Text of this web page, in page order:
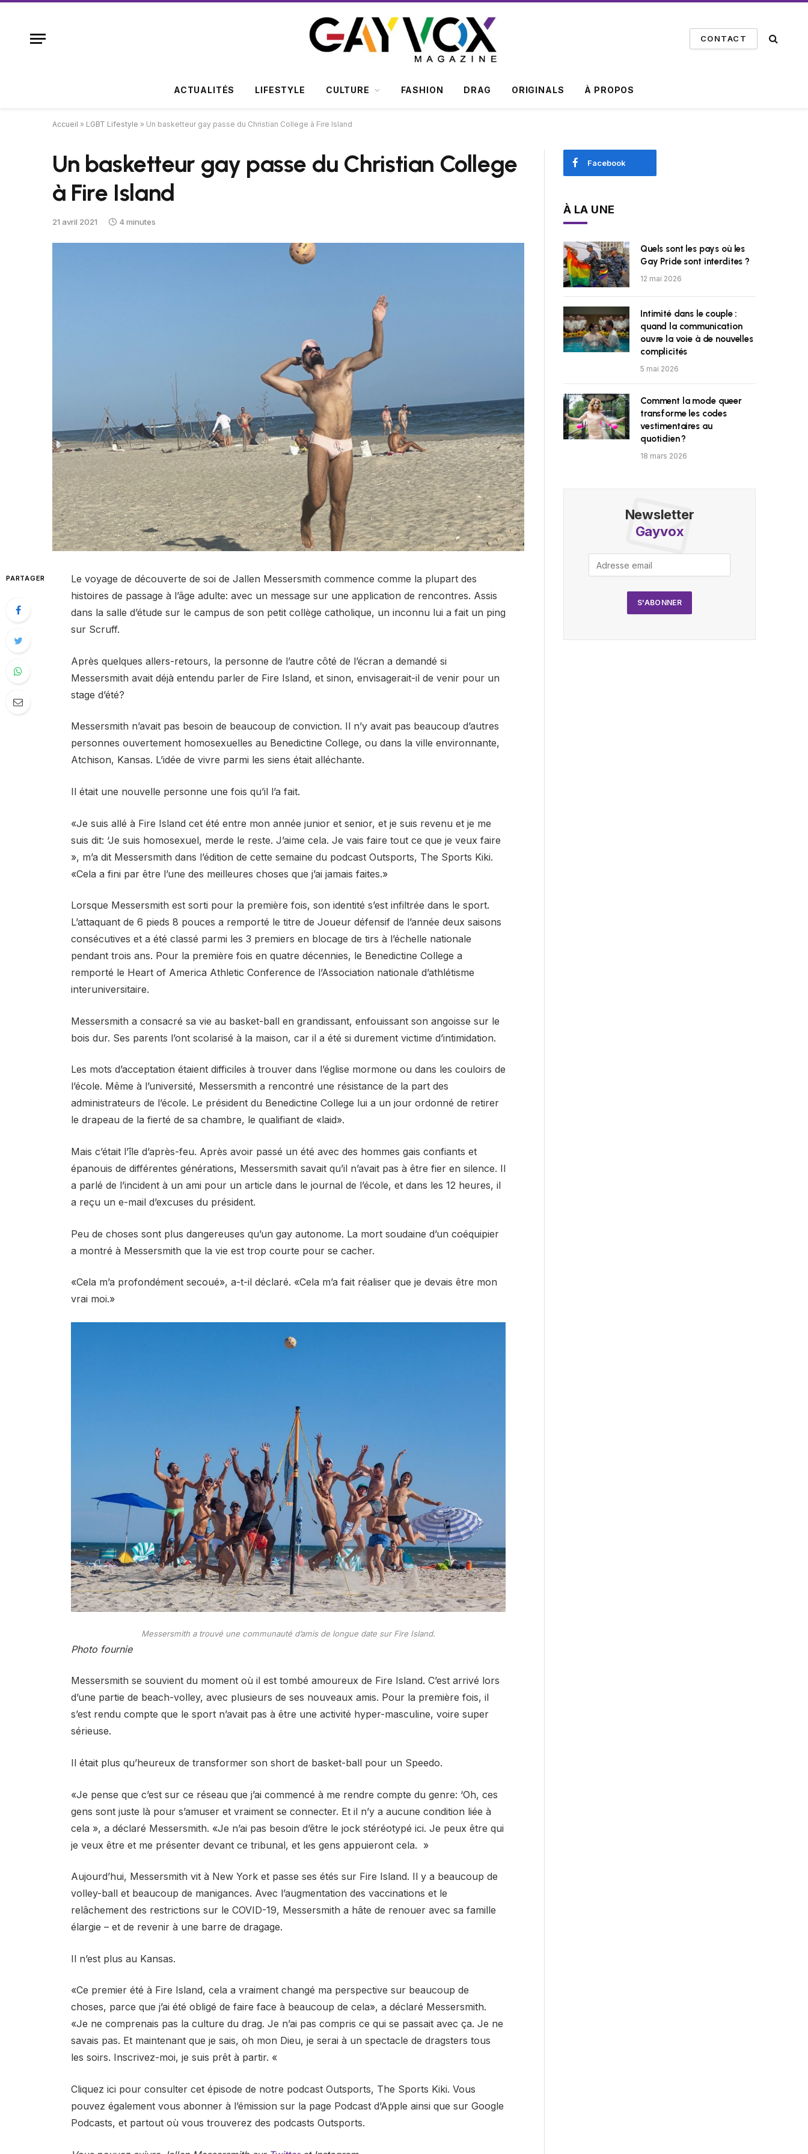
CONTACT
ACTUALITÉS LIFESTYLE CULTURE FASHION DRAG ORIGINALS À PROPOS
Accueil » LGBT Lifestyle » Un basketteur gay passe du Christian College à Fire Island
Un basketteur gay passe du Christian College
à Fire Island
21 avril 2021 4 minutes
PARTAGER
Le voyage de découverte de soi de Jallen Messersmith commence comme la plupart des
histoires de passage à l’âge adulte: avec un message sur une application de rencontres. Assis
dans la salle d’étude sur le campus de son petit collège catholique, un inconnu lui a fait un ping
sur Scruff.
Après quelques allers-retours, la personne de l’autre côté de l’écran a demandé si
Messersmith avait déjà entendu parler de Fire Island, et sinon, envisagerait-il de venir pour un
stage d’été?
Messersmith n’avait pas besoin de beaucoup de conviction. Il n’y avait pas beaucoup d’autres
personnes ouvertement homosexuelles au Benedictine College, ou dans la ville environnante,
Atchison, Kansas. L’idée de vivre parmi les siens était alléchante.
Il était une nouvelle personne une fois qu’il l’a fait.
«Je suis allé à Fire Island cet été entre mon année junior et senior, et je suis revenu et je me
suis dit: ‘Je suis homosexuel, merde le reste. J’aime cela. Je vais faire tout ce que je veux faire
», m’a dit Messersmith dans l’édition de cette semaine du podcast Outsports, The Sports Kiki.
«Cela a fini par être l’une des meilleures choses que j’ai jamais faites.»
Lorsque Messersmith est sorti pour la première fois, son identité s’est infiltrée dans le sport.
L’attaquant de 6 pieds 8 pouces a remporté le titre de Joueur défensif de l’année deux saisons
consécutives et a été classé parmi les 3 premiers en blocage de tirs à l’échelle nationale
pendant trois ans. Pour la première fois en quatre décennies, le Benedictine College a
remporté le Heart of America Athletic Conference de l’Association nationale d’athlétisme
interuniversitaire.
Messersmith a consacré sa vie au basket-ball en grandissant, enfouissant son angoisse sur le
bois dur. Ses parents l’ont scolarisé à la maison, car il a été si durement victime d’intimidation.
Les mots d’acceptation étaient difficiles à trouver dans l’église mormone ou dans les couloirs de
l’école. Même à l’université, Messersmith a rencontré une résistance de la part des
administrateurs de l’école. Le président du Benedictine College lui a un jour ordonné de retirer
le drapeau de la fierté de sa chambre, le qualifiant de «laid».
Mais c’était l’île d’après-feu. Après avoir passé un été avec des hommes gais confiants et
épanouis de différentes générations, Messersmith savait qu’il n’avait pas à être fier en silence. Il
a parlé de l’incident à un ami pour un article dans le journal de l’école, et dans les 12 heures, il
a reçu un e-mail d’excuses du président.
Peu de choses sont plus dangereuses qu’un gay autonome. La mort soudaine d’un coéquipier
a montré à Messersmith que la vie est trop courte pour se cacher.
«Cela m’a profondément secoué», a-t-il déclaré. «Cela m’a fait réaliser que je devais être mon
vrai moi.»
Messersmith a trouvé une communauté d’amis de longue date sur Fire Island.
Photo fournie
Messersmith se souvient du moment où il est tombé amoureux de Fire Island. C’est arrivé lors
d’une partie de beach-volley, avec plusieurs de ses nouveaux amis. Pour la première fois, il
s’est rendu compte que le sport n’avait pas à être une activité hyper-masculine, voire super
sérieuse.
Il était plus qu’heureux de transformer son short de basket-ball pour un Speedo.
«Je pense que c’est sur ce réseau que j’ai commencé à me rendre compte du genre: ‘Oh, ces
gens sont juste là pour s’amuser et vraiment se connecter. Et il n’y a aucune condition liée à
cela », a déclaré Messersmith. «Je n’ai pas besoin d’être le jock stéréotypé ici. Je peux être qui
je veux être et me présenter devant ce tribunal, et les gens appuieront cela. »
Aujourd’hui, Messersmith vit à New York et passe ses étés sur Fire Island. Il y a beaucoup de
volley-ball et beaucoup de manigances. Avec l’augmentation des vaccinations et le
relâchement des restrictions sur le COVID-19, Messersmith a hâte de renouer avec sa famille
élargie – et de revenir à une barre de dragage.
Il n’est plus au Kansas.
«Ce premier été à Fire Island, cela a vraiment changé ma perspective sur beaucoup de
choses, parce que j’ai été obligé de faire face à beaucoup de cela», a déclaré Messersmith.
«Je ne comprenais pas la culture du drag. Je n’ai pas compris ce qui se passait avec ça. Je ne
savais pas. Et maintenant que je sais, oh mon Dieu, je serai à un spectacle de dragsters tous
les soirs. Inscrivez-moi, je suis prêt à partir. «
Cliquez ici pour consulter cet épisode de notre podcast Outsports, The Sports Kiki. Vous
pouvez également vous abonner à l’émission sur la page Podcast d’Apple ainsi que sur Google
Podcasts, et partout où vous trouverez des podcasts Outsports.
Facebook
À LA UNE
Quels sont les pays où les
Gay Pride sont interdites ?
12 mai 2026
Intimité dans le couple :
quand la communication
ouvre la voie à de nouvelles
complicités
5 mai 2026
Comment la mode queer
transforme les codes
vestimentaires au
quotidien ?
18 mars 2026
Newsletter
Gayvox